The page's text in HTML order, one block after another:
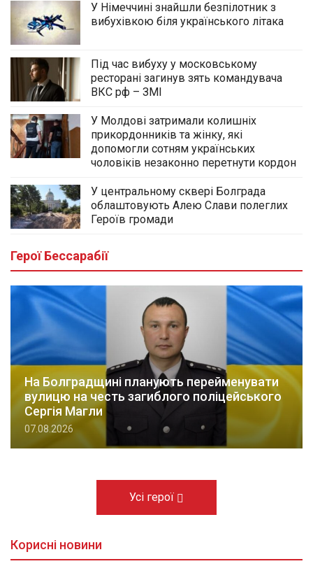
У Німеччині знайшли безпілотник з
вибухівкою біля українського літака
Під час вибуху у московському
ресторані загинув зять командувача
ВКС рф – ЗМІ
У Молдові затримали колишніх
прикордонників та жінку, які
допомогли сотням українських
чоловіків незаконно перетнути кордон
У центральному сквері Болграда
облаштовують Алею Слави полеглих
Героїв громади
Герої Бессарабії
На Болградщині планують перейменувати
вулицю на честь загиблого поліцейського
Сергія Магли
07.08.2026
Усі герої
Корисні новини